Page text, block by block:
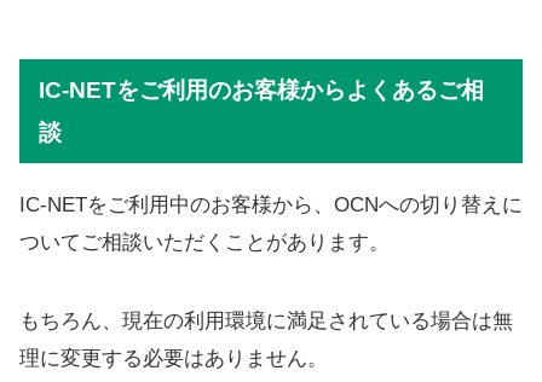
IC-NETをご利用のお客様からよくあるご相
談
IC-NETをご利用中のお客様から、OCNへの切り替えに
ついてご相談いただくことがあります。
もちろん、現在の利用環境に満足されている場合は無
理に変更する必要はありません。